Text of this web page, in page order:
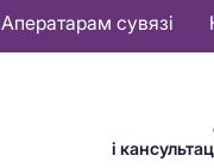
Аператарам сувязі
і